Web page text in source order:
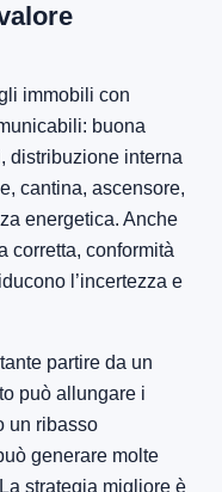
immobili con
buona
distribuzione interna
cantina, ascensore,
energetica. Anche
corretta, conformità
l’incertezza e
partire da un
può allungare i
un ribasso
generare molte
strategia migliore è